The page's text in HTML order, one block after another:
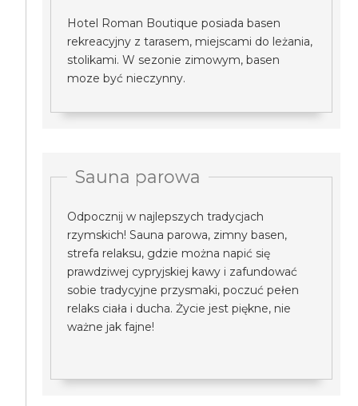
Hotel Roman Boutique posiada basen
rekreacyjny z tarasem, miejscami do leżania,
stolikami. W sezonie zimowym, basen
moze być nieczynny.
Sauna parowa
Odpocznij w najlepszych tradycjach
rzymskich! Sauna parowa, zimny basen,
strefa relaksu, gdzie można napić się
prawdziwej cypryjskiej kawy i zafundować
sobie tradycyjne przysmaki, poczuć pełen
relaks ciała i ducha. Życie jest piękne, nie
ważne jak fajne!